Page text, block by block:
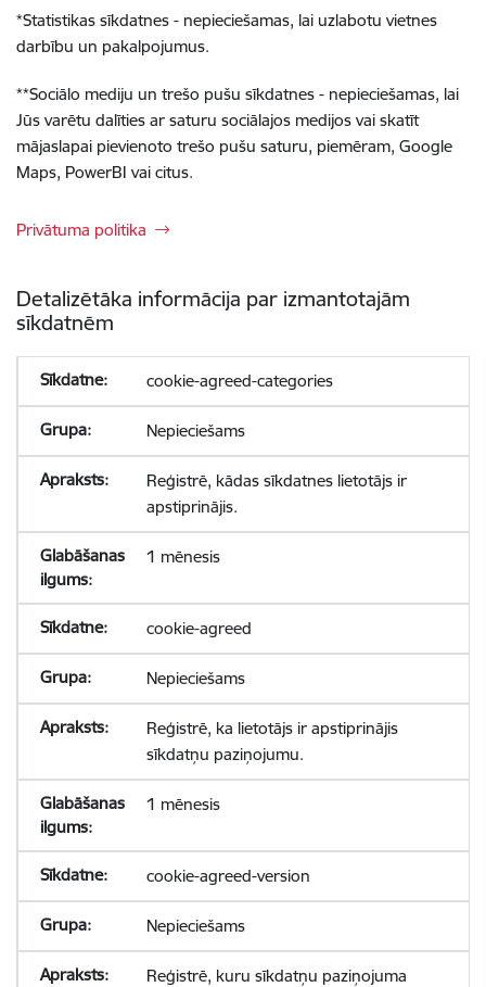
*Statistikas sīkdatnes - nepieciešamas, lai uzlabotu vietnes
darbību un pakalpojumus.
**Sociālo mediju un trešo pušu sīkdatnes - nepieciešamas, lai
Jūs varētu dalīties ar saturu sociālajos medijos vai skatīt
mājaslapai pievienoto trešo pušu saturu, piemēram, Google
Maps, PowerBI vai citus.
Privātuma politika
Detalizētāka informācija par izmantotajām
sīkdatnēm
cookie-agreed-categories
Nepieciešams
Reģistrē, kādas sīkdatnes lietotājs ir
apstiprinājis.
1 mēnesis
cookie-agreed
Nepieciešams
Reģistrē, ka lietotājs ir apstiprinājis
sīkdatņu paziņojumu.
1 mēnesis
cookie-agreed-version
Nepieciešams
Reģistrē, kuru sīkdatņu paziņojuma